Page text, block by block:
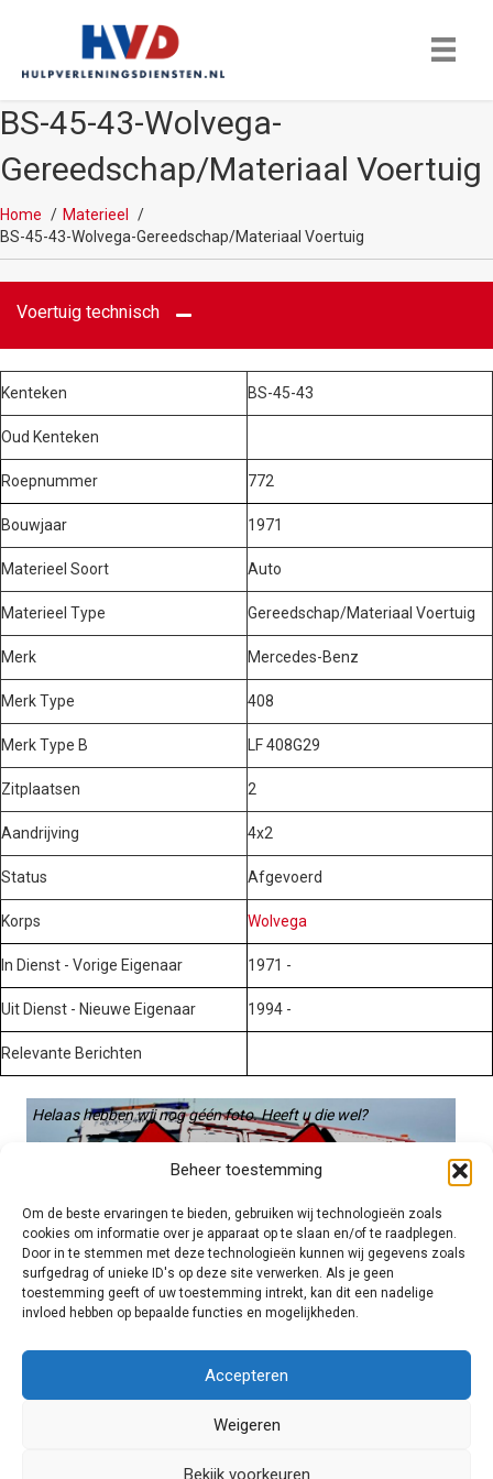
Beheer toestemming
Om de beste ervaringen te bieden, gebruiken wij technologieën zoals
cookies om informatie over je apparaat op te slaan en/of te raadplegen.
Door in te stemmen met deze technologieën kunnen wij gegevens zoals
surfgedrag of unieke ID's op deze site verwerken. Als je geen
toestemming geeft of uw toestemming intrekt, kan dit een nadelige
invloed hebben op bepaalde functies en mogelijkheden.
Accepteren
Weigeren
Bekijk voorkeuren
BS-45-43-Wolvega-
Gereedschap/Materiaal Voertuig
Home
Materieel
BS-45-43-Wolvega-Gereedschap/Materiaal Voertuig
Voertuig technisch
Kenteken BS-45-43
Oud Kenteken
Roepnummer 772
Bouwjaar 1971
Materieel Soort Auto
Materieel Type Gereedschap/Materiaal Voertuig
Merk Mercedes-Benz
Merk Type 408
Merk Type B LF 408G29
Zitplaatsen 2
Aandrijving 4x2
Status Afgevoerd
Korps Wolvega
In Dienst - Vorige Eigenaar 1971 -
Uit Dienst - Nieuwe Eigenaar 1994 -
Relevante Berichten
Helaas hebben wij nog géén foto. Heeft u die wel?
Graag gebruiken we die. Stuur hem op naar:
voertuigen@hulpverleningsdiensten.nl